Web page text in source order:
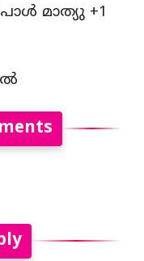
മാത്യു +1